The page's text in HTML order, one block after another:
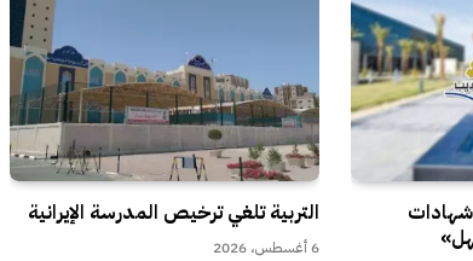
شهادات
التربية تلغي ترخيص المدرسة الإيرانية
6 أغسطس، 2026